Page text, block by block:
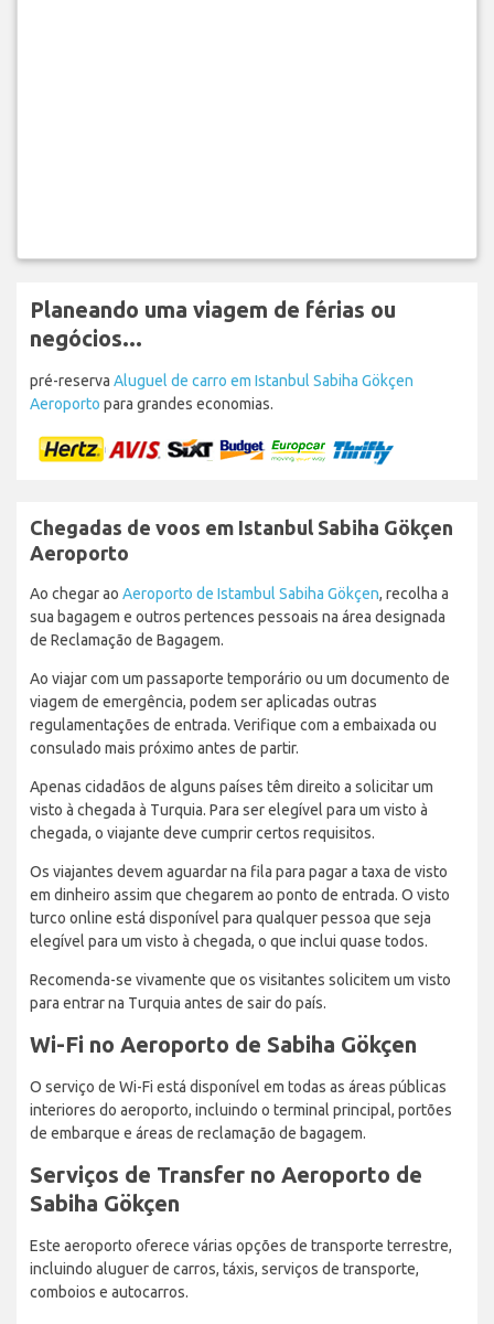
Planeando uma viagem de férias ou
negócios...
pré-reserva Aluguel de carro em Istanbul Sabiha Gökçen
Aeroporto para grandes economias.
Chegadas de voos em Istanbul Sabiha Gökçen
Aeroporto
Ao chegar ao Aeroporto de Istambul Sabiha Gökçen, recolha a
sua bagagem e outros pertences pessoais na área designada
de Reclamação de Bagagem.
Ao viajar com um passaporte temporário ou um documento de
viagem de emergência, podem ser aplicadas outras
regulamentações de entrada. Verifique com a embaixada ou
consulado mais próximo antes de partir.
Apenas cidadãos de alguns países têm direito a solicitar um
visto à chegada à Turquia. Para ser elegível para um visto à
chegada, o viajante deve cumprir certos requisitos.
Os viajantes devem aguardar na fila para pagar a taxa de visto
em dinheiro assim que chegarem ao ponto de entrada. O visto
turco online está disponível para qualquer pessoa que seja
elegível para um visto à chegada, o que inclui quase todos.
Recomenda-se vivamente que os visitantes solicitem um visto
para entrar na Turquia antes de sair do país.
Wi-Fi no Aeroporto de Sabiha Gökçen
O serviço de Wi-Fi está disponível em todas as áreas públicas
interiores do aeroporto, incluindo o terminal principal, portões
de embarque e áreas de reclamação de bagagem.
Serviços de Transfer no Aeroporto de
Sabiha Gökçen
Este aeroporto oferece várias opções de transporte terrestre,
incluindo aluguer de carros, táxis, serviços de transporte,
comboios e autocarros.